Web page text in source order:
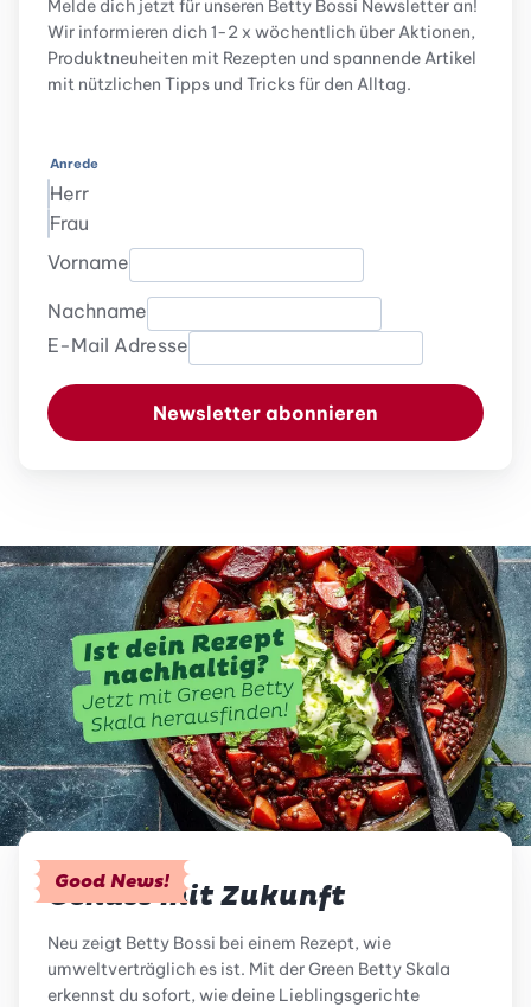
Melde dich jetzt für unseren Betty Bossi Newsletter an!
Wir informieren dich 1-2 x wöchentlich über Aktionen,
Produktneuheiten mit Rezepten und spannende Artikel
mit nützlichen Tipps und Tricks für den Alltag.
Anrede
Herr
Frau
Vorname
Nachname
E-Mail Adresse
Newsletter abonnieren
Good News!
Genuss mit Zukunft
Neu zeigt Betty Bossi bei einem Rezept, wie
umweltverträglich es ist. Mit der Green Betty Skala
erkennst du sofort, wie deine Lieblingsgerichte